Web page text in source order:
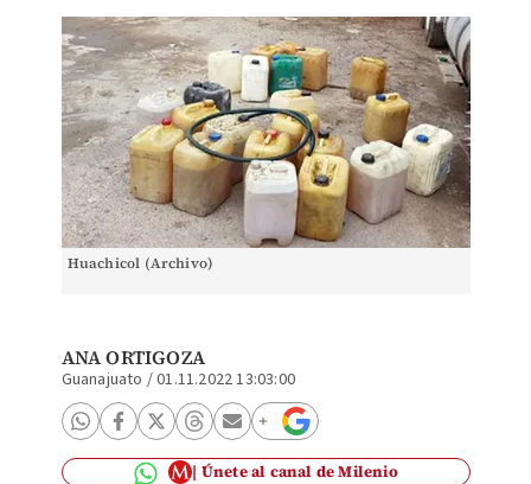
Huachicol (Archivo)
ANA ORTIGOZA
Guanajuato /01.11.2022 13:03:00
Únete al canal de Milenio